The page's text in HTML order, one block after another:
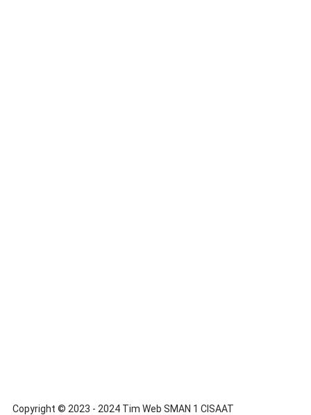
Copyright © 2023 - 2024 Tim Web SMAN 1 CISAAT